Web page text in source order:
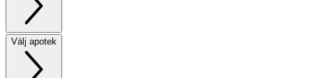
Välj apotek